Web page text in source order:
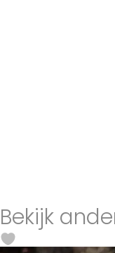
Bekijk